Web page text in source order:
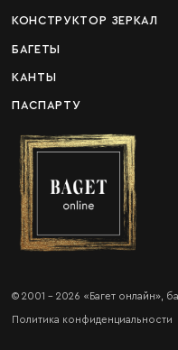
КОНСТРУКТОР ЗЕРКАЛ
БАГЕТЫ
КАНТЫ
ПАСПАРТУ
© 2001 - 2026 «Багет онлайн»,
Политика конфиденциальности